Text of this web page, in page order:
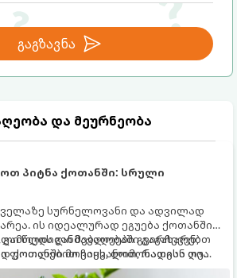
გაგზავნა
და მეურნეობა
პიტნა ქოთანში: სრული
სურნელოვანი და ადვილად
ის იდეალურად ეგუება ქოთანში
მებაღეები გვირჩევენ,
ქოთანში მოვიყვანოთ, რადგან ღია
ის ფესვებით ძალიან
წლის განმავლობაში გაგახარებთ
ფოთლებით ჩაის, ლიმონათისა თუ